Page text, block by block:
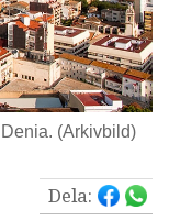
(Arkivbild)
Dela: